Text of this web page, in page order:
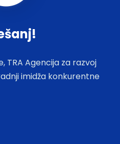
TRA Agencija za razvoj
imidža konkurentne